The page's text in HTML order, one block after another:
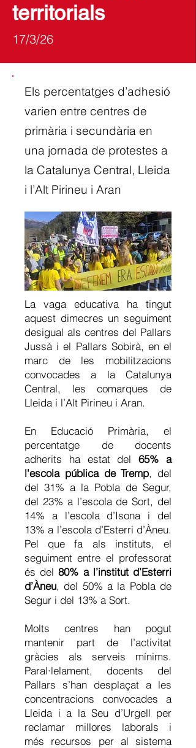
territorials
17/3/26
Els percentatges d’adhesió
varien entre centres de
primària i secundària en
una jornada de protestes a
la Catalunya Central, Lleida
i l’Alt Pirineu i Aran
La vaga educativa ha tingut
aquest dimecres un seguiment
desigual als centres del Pallars
Jussà i el Pallars Sobirà, en el
marc de les mobilitzacions
convocades a la Catalunya
Central, les comarques de
Lleida i l’Alt Pirineu i Aran.
En Educació Primària, el
percentatge de docents
adherits ha estat del65% a
l'escola pública de Tremp, del
del 31% a la Pobla de Segur,
del 23% a l’escola de Sort, del
14% a l’escola d’Isona i del
13% a l’escola d’Esterri d’Àneu.
Pel que fa als instituts, el
seguiment entre el professorat
és del80% a l’institut d’Esterri
d’Àneu, del 50% a la Pobla de
Segur i del 13% a Sort.
Molts centres han pogut
mantenir part de l’activitat
gràcies als serveis mínims.
Paral·lelament, docents del
Pallars s’han desplaçat a les
concentracions convocades a
Lleida i a la Seu d’Urgell per
reclamar millores laborals i
més recursos per al sistema